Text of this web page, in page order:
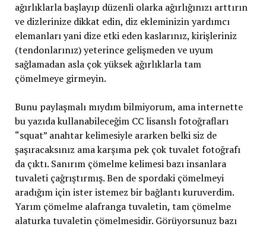
ağırlıklarla başlayıp düzenli olarka ağırlığınızı arttırın
ve dizlerinize dikkat edin, diz ekleminizin yardımcı
elemanları yani dize etki eden kaslarınız, kirişleriniz
(tendonlarınız) yeterince gelişmeden ve uyum
sağlamadan asla çok yüksek ağırlıklarla tam
çömelmeye girmeyin.
Bunu paylaşmalı mıydım bilmiyorum, ama internette
bu yazıda kullanabileceğim CC lisanslı fotoğrafları
“squat” anahtar kelimesiyle ararken belki siz de
şaşıracaksınız ama karşıma pek çok tuvalet fotoğrafı
da çıktı. Sanırım çömelme kelimesi bazı insanlara
tuvaleti çağrıştırmış. Ben de spordaki çömelmeyi
aradığım için ister istemez bir bağlantı kuruverdim.
Yarım çömelme alafranga tuvaletin, tam çömelme
alaturka tuvaletin çömelmesidir. Görüyorsunuz bazı